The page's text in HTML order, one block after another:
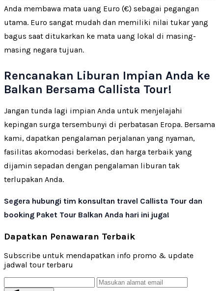
Anda membawa mata uang Euro (€) sebagai pegangan
utama. Euro sangat mudah dan memiliki nilai tukar yang
bagus saat ditukarkan ke mata uang lokal di masing-
masing negara tujuan.
Rencanakan Liburan Impian Anda ke
Balkan Bersama Callista Tour!
Jangan tunda lagi impian Anda untuk menjelajahi
kepingan surga tersembunyi di perbatasan Eropa. Bersama
kami, dapatkan pengalaman perjalanan yang nyaman,
fasilitas akomodasi berkelas, dan harga terbaik yang
dijamin sepadan dengan pengalaman liburan tak
terlupakan Anda.
Segera hubungi tim konsultan travel Callista Tour dan
booking Paket Tour Balkan Anda hari ini juga!
Dapatkan Penawaran Terbaik
Subscribe untuk mendapatkan info promo & update
jadwal tour terbaru